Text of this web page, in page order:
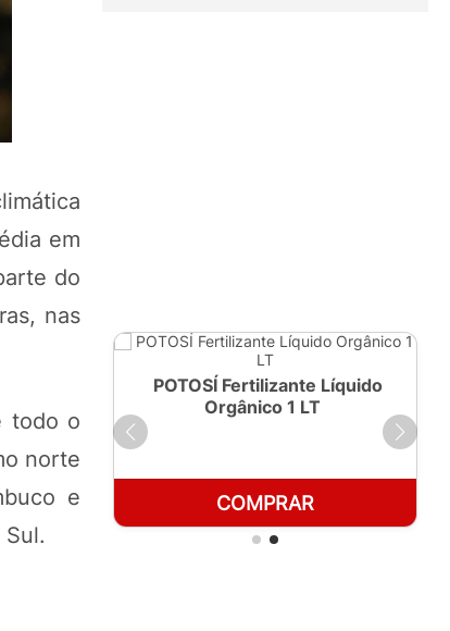
em
do
nas
todo o
norte
e
POTOSÍ Fertilizante Líquido
Orgânico 1 LT
COMPRAR